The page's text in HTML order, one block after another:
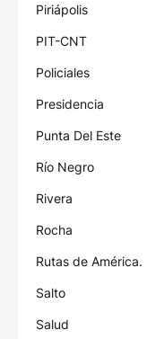
Piriápolis
PIT-CNT
Policiales
Presidencia
Punta Del Este
Río Negro
Rivera
Rocha
Rutas de América.
Salto
Salud